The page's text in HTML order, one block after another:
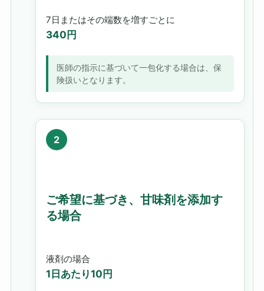
7日またはその端数を増すごとに
340円
医師の指示に基づいて一包化する場合は、保
険扱いとなります。
ご希望に基づき、甘味剤を添加す
る場合
液剤の場合
1日あたり10円